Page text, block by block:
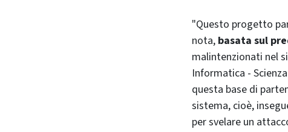
"Questo progetto
nota, basata sul
malintenzionati nel
Informatica -
questa base di
sistema, cioè,
per svelare un